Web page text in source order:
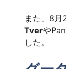
また、8
Tverや
した。